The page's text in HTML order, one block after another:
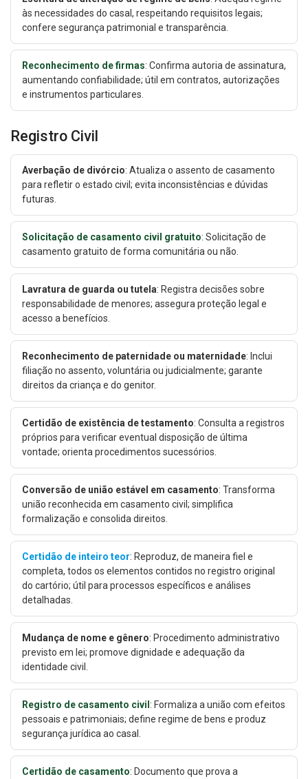
às necessidades do casal, respeitando requisitos legais;
confere segurança patrimonial e transparência.
Reconhecimento de firmas: Confirma autoria de assinatura,
aumentando confiabilidade; útil em contratos, autorizações
e instrumentos particulares.
Registro Civil
Averbação de divórcio: Atualiza o assento de casamento
para refletir o estado civil; evita inconsistências e dúvidas
futuras.
Solicitação de casamento civil gratuito: Solicitação de
casamento gratuito de forma comunitária ou não.
Lavratura de guarda ou tutela: Registra decisões sobre
responsabilidade de menores; assegura proteção legal e
acesso a benefícios.
Reconhecimento de paternidade ou maternidade: Inclui
filiação no assento, voluntária ou judicialmente; garante
direitos da criança e do genitor.
Certidão de existência de testamento: Consulta a registros
próprios para verificar eventual disposição de última
vontade; orienta procedimentos sucessórios.
Conversão de união estável em casamento: Transforma
união reconhecida em casamento civil; simplifica
formalização e consolida direitos.
Certidão de inteiro teor: Reproduz, de maneira fiel e
completa, todos os elementos contidos no registro original
do cartório; útil para processos específicos e análises
detalhadas.
Mudança de nome e gênero: Procedimento administrativo
previsto em lei; promove dignidade e adequação da
identidade civil.
Registro de casamento civil: Formaliza a união com efeitos
pessoais e patrimoniais; define regime de bens e produz
segurança jurídica ao casal.
Certidão de casamento: Documento que prova a